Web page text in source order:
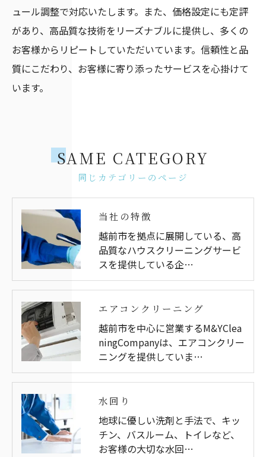
ュール調整で対応いたします。また、価格設定にも定評
があり、高品質な技術をリーズナブルに提供し、多くの
お客様からリピートしていただいています。信頼性と品
質にこだわり、お客様に寄り添ったサービスを心掛けて
います。
同じカテゴリーのページ
SAME CATEGORY
当社の特徴
越前市を拠点に展開している、高
品質なハウスクリーニングサービ
スを提供している企…
エアコンクリーニング
越前市を中心に営業するM&YClea
ningCompanyは、エアコンクリー
ニングを提供していま…
水回り
地球に優しい洗剤と手法で、キッ
チン、バスルーム、トイレなど、
お客様の大切な水回…